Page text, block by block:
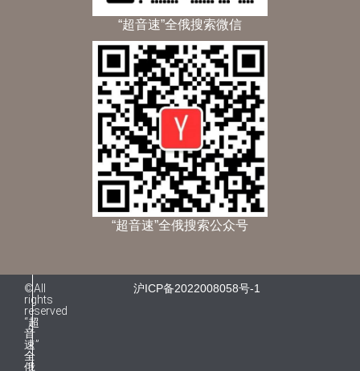
“超音速”全俄搜索微信
“超音速”全俄搜索公众号
©All
rights
reserved
“超
音
速”
全
俄
沪ICP备2022008058号-1